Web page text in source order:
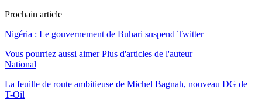
Prochain article
Nigéria : Le gouvernement de Buhari suspend Twitter
Vous pourriez aussi aimer Plus d'articles de l'auteur
National
La feuille de route ambitieuse de Michel Bagnah, nouveau DG de
T-Oil